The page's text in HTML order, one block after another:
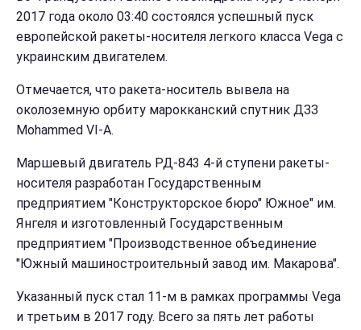
2017 года около 03:40 состоялся успешный пуск
европейской ракеты-носителя легкого класса Vega с
украинским двигателем.
Отмечается, что ракета-носитель вывела на
околоземную орбиту марокканский спутник ДЗЗ
Mohammed VI-A.
Маршевый двигатель РД-843 4-й ступени ракеты-
носителя разработан Государственным
предприятием "Конструкторское бюро" Южное" им.
Янгеля и изготовленный Государственным
предприятием "Производственное объединение
"Южный машиностроительный завод им. Макарова".
Указанный пуск стал 11-м в рамках программы Vega
и третьим в 2017 году. Всего за пять лет работы